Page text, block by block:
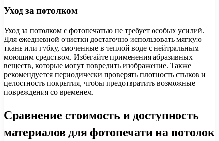
Уход за потолком
Уход за потолком с фотопечатью не требует особых усилий.
Для ежедневной очистки достаточно использовать мягкую
ткань или губку, смоченные в теплой воде с нейтральным
моющим средством. Избегайте применения абразивных
веществ, которые могут повредить изображение. Также
рекомендуется периодически проверять плотность стыков и
целостность покрытия, чтобы предотвратить возможные
повреждения со временем.
Сравнение стоимость и доступность
материалов для фотопечати на потолок